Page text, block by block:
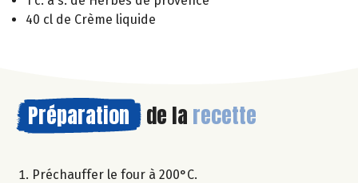
40 cl de Crème liquide
Préparation de la recette
Préchauffer le four à 200°C.